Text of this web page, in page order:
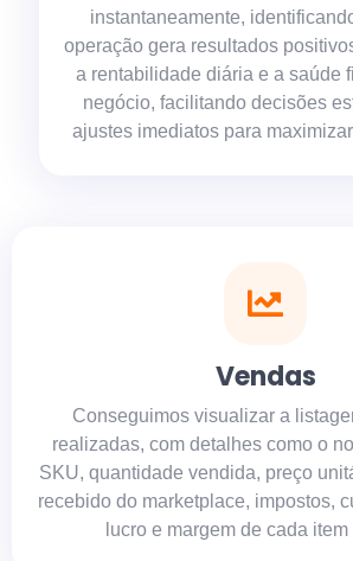
instantaneamente,
operação gera resultados
a rentabilidade diária e a saúde
negócio, facilitando decisões
ajustes imediatos para
Vendas
Conseguimos visualizar a
realizadas, com detalhes como o
SKU, quantidade vendida, preço
recebido do marketplace, impostos,
lucro e margem de cada